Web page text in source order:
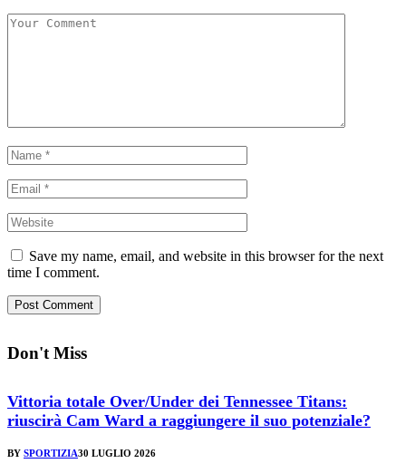
Save my name, email, and website in this browser for the next
time I comment.
Don't Miss
Vittoria totale Over/Under dei Tennessee Titans:
riuscirà Cam Ward a raggiungere il suo potenziale?
BY SPORTIZIA30 LUGLIO 2026